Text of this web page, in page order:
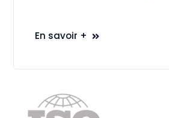
En savoir +